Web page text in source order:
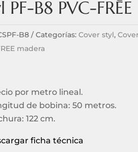
PF-B8 PVC-FREE
B8 Categorías:Cover styl,
madera
por metro lineal.
de bobina: 50 metros.
122 cm.
ficha técnica